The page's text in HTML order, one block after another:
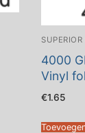
4000
Vinyl
€1.65